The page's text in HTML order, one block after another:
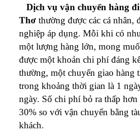
Dịch vụ vận chuyển hàng
Thơ thường được các cá nhân,
nghiệp áp dụng. Mỗi khi có
một lượng hàng lớn, mong
được một khoản chi phí đáng
thường, một chuyến giao hàng
trong khoảng thời gian là 1
ngày. Số chi phí bỏ ra thấp
30% so với vận chuyển bằng
khách.